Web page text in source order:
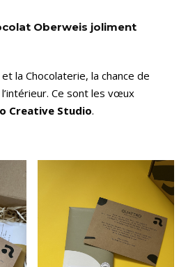
Oberweis joliment
la Chocolaterie, la chance de
Ce sont les vœux
Creative Studio.